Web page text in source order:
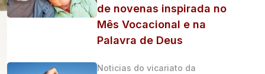
de novenas inspirada no
Mês Vocacional e na
Palavra de Deus
Noticias do vicariato da